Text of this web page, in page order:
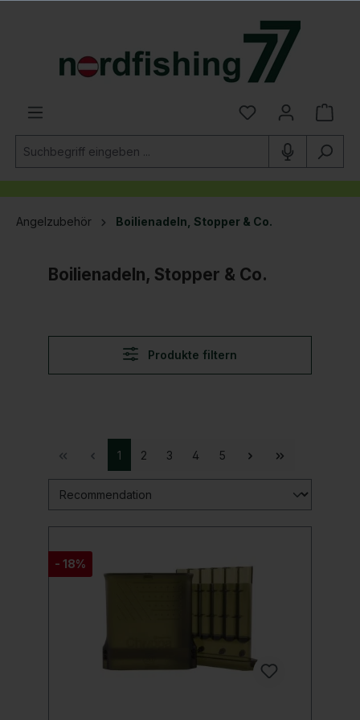
Angelzubehör Boilienadeln, Stopper & Co.
Boilienadeln, Stopper & Co.
Produkte filtern
1 2 3 4 5
- 18%